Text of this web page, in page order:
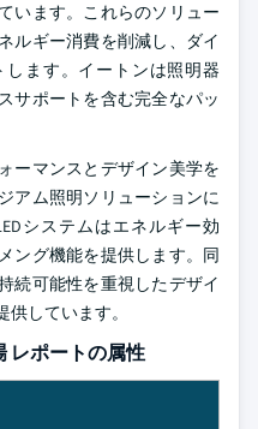
います。これらのソリュー
ルギー消費を削減し、ダイ
ます。イートンは照明器
サポートを含む完全なパッ
ーマンスとデザイン美学を
アム照明ソリューションに
システムはエネルギー効
ング機能を提供します。同
続可能性を重視したデザイ
しています。
レポートの属性